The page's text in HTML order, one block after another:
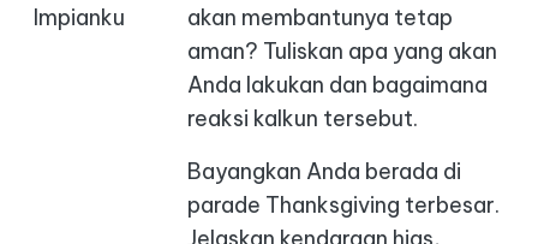
Impianku
akan membantunya tetap
aman? Tuliskan apa yang akan
Anda lakukan dan bagaimana
reaksi kalkun tersebut.
Bayangkan Anda berada di
parade Thanksgiving terbesar.